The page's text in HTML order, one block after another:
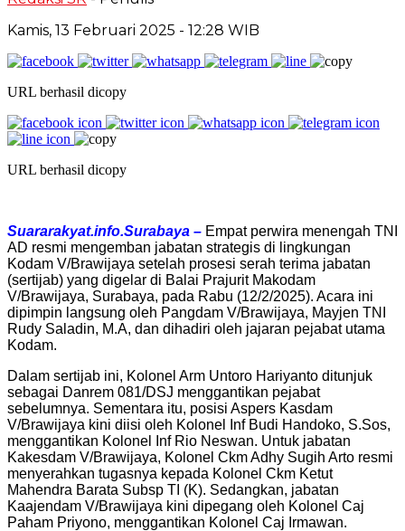
Kamis, 13 Februari 2025 - 12:28 WIB
URL berhasil dicopy
URL berhasil dicopy
Suararakyat.info.Surabaya – Empat perwira menengah TNI
AD resmi mengemban jabatan strategis di lingkungan
Kodam V/Brawijaya setelah prosesi serah terima jabatan
(sertijab) yang digelar di Balai Prajurit Makodam
V/Brawijaya, Surabaya, pada Rabu (12/2/2025). Acara ini
dipimpin langsung oleh Pangdam V/Brawijaya, Mayjen TNI
Rudy Saladin, M.A, dan dihadiri oleh jajaran pejabat utama
Kodam.
Dalam sertijab ini, Kolonel Arm Untoro Hariyanto ditunjuk
sebagai Danrem 081/DSJ menggantikan pejabat
sebelumnya. Sementara itu, posisi Aspers Kasdam
V/Brawijaya kini diisi oleh Kolonel Inf Budi Handoko, S.Sos,
menggantikan Kolonel Inf Rio Neswan. Untuk jabatan
Kakesdam V/Brawijaya, Kolonel Ckm Adhy Sugih Arto resmi
menyerahkan tugasnya kepada Kolonel Ckm Ketut
Mahendra Barata Subsp TI (K). Sedangkan, jabatan
Kaajendam V/Brawijaya kini dipegang oleh Kolonel Caj
Paham Priyono, menggantikan Kolonel Caj Irmawan.